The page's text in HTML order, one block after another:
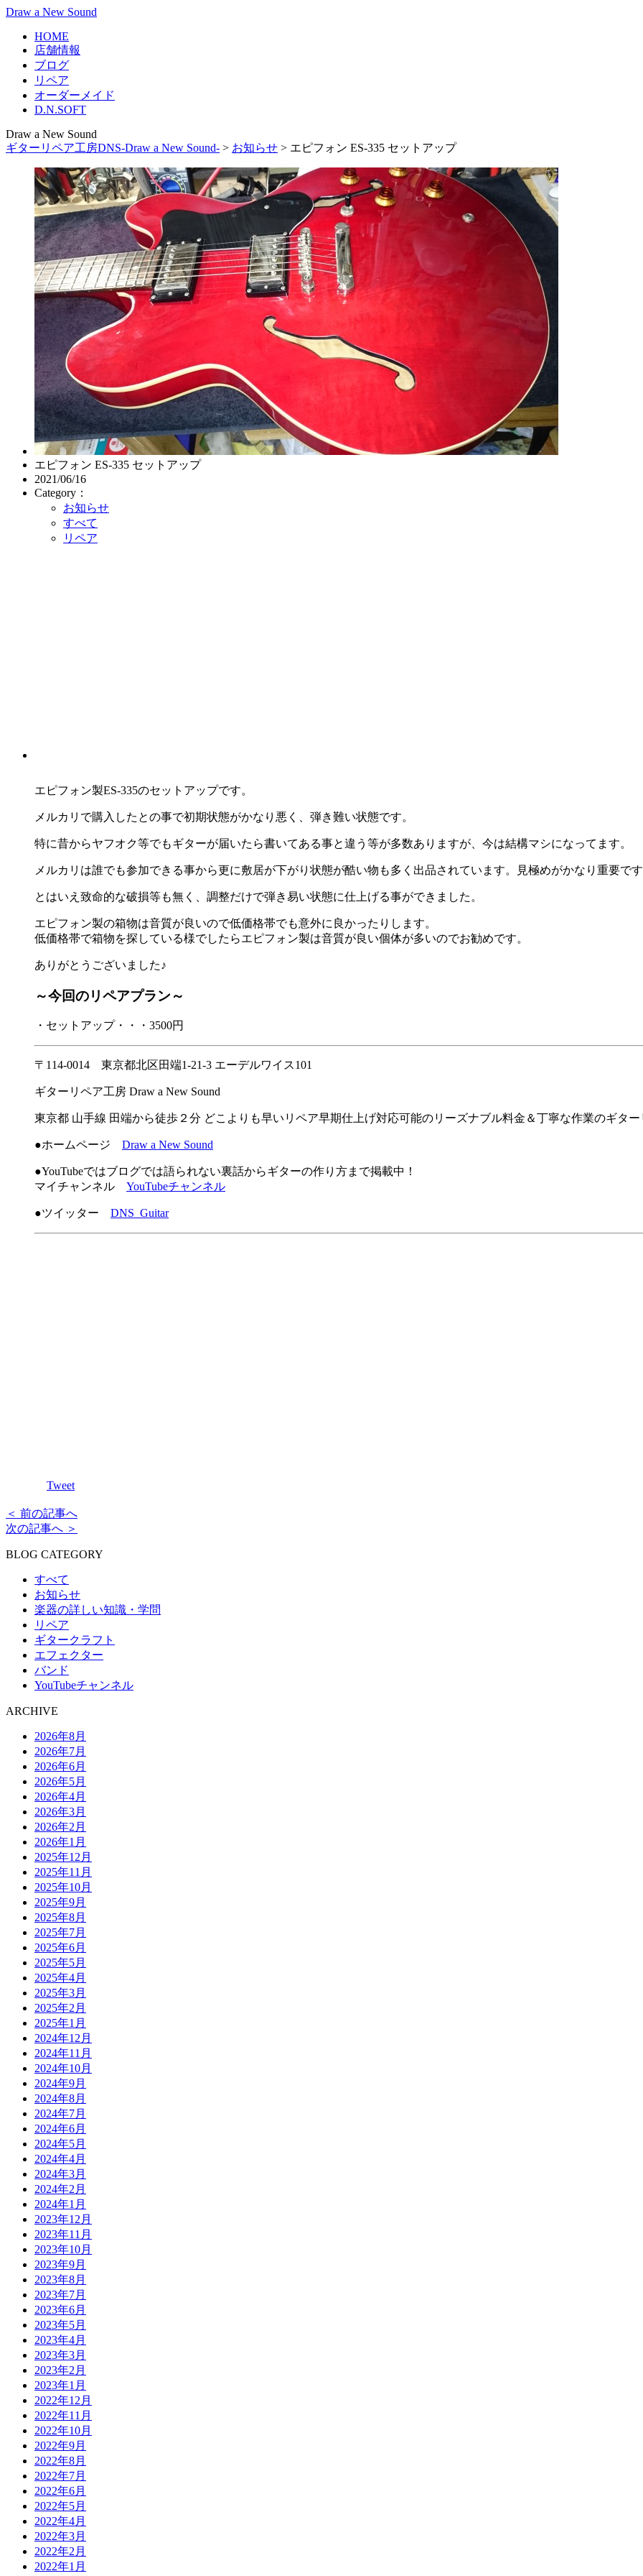
Draw a New Sound
HOME
店舗情報
ブログ
リペア
オーダーメイド
D.N.SOFT
Draw a New Sound
ギターリペア工房DNS-Draw a New Sound- > お知らせ > エピフォン ES-335 セットアップ
エピフォン ES-335 セットアップ
2021/06/16
Category：
お知らせ
すべて
リペア
エピフォン製ES-335のセットアップです。
メルカリで購入したとの事で初期状態がかなり悪く、弾き難い状態です。
特に昔からヤフオク等でもギターが届いたら書いてある事と違う等が多数ありますが、今は結構マシになってます。
メルカリは誰でも参加できる事から更に敷居が下がり状態が酷い物も多く出品されています。見極めがかなり重要です
とはいえ致命的な破損等も無く、調整だけで弾き易い状態に仕上げる事ができました。
エピフォン製の箱物は音質が良いので低価格帯でも意外に良かったりします。
低価格帯で箱物を探している様でしたらエピフォン製は音質が良い個体が多いのでお勧めです。
ありがとうございました♪
～今回のリペアプラン～
・セットアップ・・・3500円
〒114-0014 東京都北区田端1-21-3 エーデルワイス101
ギターリペア工房 Draw a New Sound
東京都 山手線 田端から徒歩２分 どこよりも早いリペア早期仕上げ対応可能のリーズナブル料金＆丁寧な作業のギタ
●ホームページ Draw a New Sound
●YouTubeではブログでは語られない裏話からギターの作り方まで掲載中！
マイチャンネル YouTubeチャンネル
●ツイッター DNS_Guitar
Tweet
＜ 前の記事へ
次の記事へ ＞
BLOG CATEGORY
すべて
お知らせ
楽器の詳しい知識・学問
リペア
ギタークラフト
エフェクター
バンド
YouTubeチャンネル
ARCHIVE
2026年8月
2026年7月
2026年6月
2026年5月
2026年4月
2026年3月
2026年2月
2026年1月
2025年12月
2025年11月
2025年10月
2025年9月
2025年8月
2025年7月
2025年6月
2025年5月
2025年4月
2025年3月
2025年2月
2025年1月
2024年12月
2024年11月
2024年10月
2024年9月
2024年8月
2024年7月
2024年6月
2024年5月
2024年4月
2024年3月
2024年2月
2024年1月
2023年12月
2023年11月
2023年10月
2023年9月
2023年8月
2023年7月
2023年6月
2023年5月
2023年4月
2023年3月
2023年2月
2023年1月
2022年12月
2022年11月
2022年10月
2022年9月
2022年8月
2022年7月
2022年6月
2022年5月
2022年4月
2022年3月
2022年2月
2022年1月